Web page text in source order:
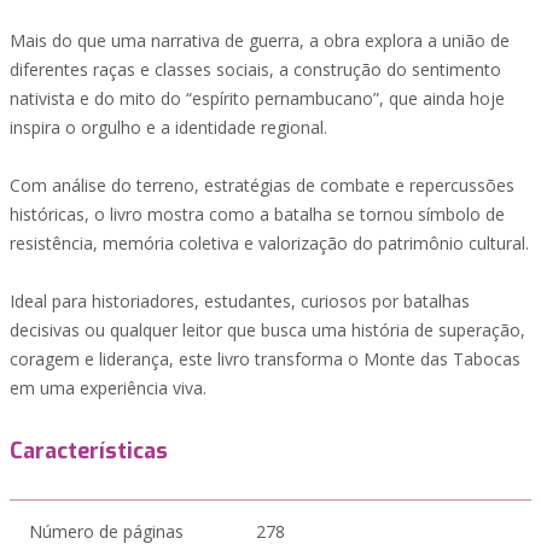
Mais do que uma narrativa de guerra, a obra explora a união de
diferentes raças e classes sociais, a construção do sentimento
nativista e do mito do “espírito pernambucano”, que ainda hoje
inspira o orgulho e a identidade regional.
Com análise do terreno, estratégias de combate e repercussões
históricas, o livro mostra como a batalha se tornou símbolo de
resistência, memória coletiva e valorização do patrimônio cultural.
Ideal para historiadores, estudantes, curiosos por batalhas
decisivas ou qualquer leitor que busca uma história de superação,
coragem e liderança, este livro transforma o Monte das Tabocas
em uma experiência viva.
Características
Número de páginas 278